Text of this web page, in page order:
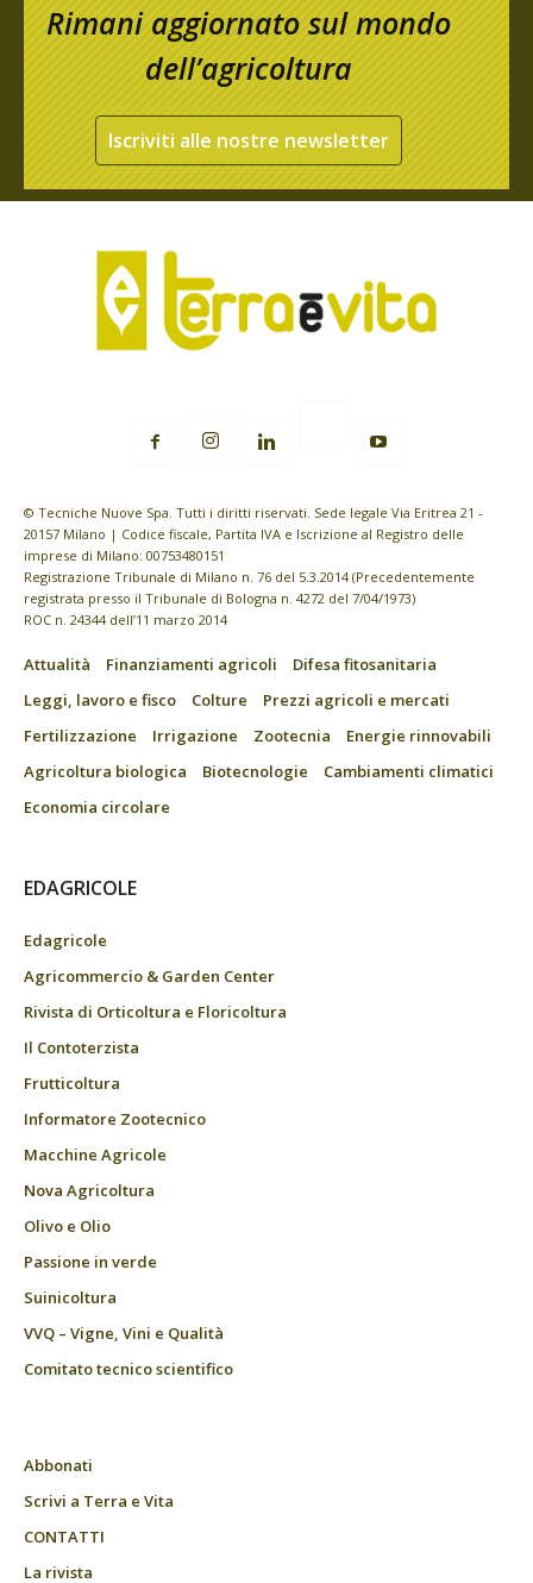
Rimani aggiornato sul mondo
dell’agricoltura
Iscriviti alle nostre newsletter
© Tecniche Nuove Spa. Tutti i diritti riservati. Sede legale Via Eritrea 21 -
20157 Milano | Codice fiscale, Partita IVA e Iscrizione al Registro delle
imprese di Milano: 00753480151
Registrazione Tribunale di Milano n. 76 del 5.3.2014 (Precedentemente
registrata presso il Tribunale di Bologna n. 4272 del 7/04/1973)
ROC n. 24344 dell’11 marzo 2014
Attualità Finanziamenti agricoli
Difesa fitosanitaria
Leggi, lavoro e fisco
Colture
Prezzi agricoli e mercati
Fertilizzazione
Irrigazione Zootecnia
Energie rinnovabili
Agricoltura biologica
Biotecnologie
Cambiamenti climatici
Economia circolare
EDAGRICOLE
Edagricole
Agricommercio & Garden Center
Rivista di Orticoltura e Floricoltura
Il Contoterzista
Frutticoltura
Informatore Zootecnico
Macchine Agricole
Nova Agricoltura
Olivo e Olio
Passione in verde
Suinicoltura
VVQ – Vigne, Vini e Qualità
Comitato tecnico scientifico
Abbonati
Scrivi a Terra e Vita
CONTATTI
La rivista